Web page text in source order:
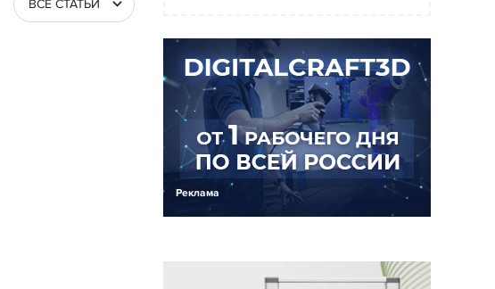
ВСЕ СТАТЬИ
Реклама